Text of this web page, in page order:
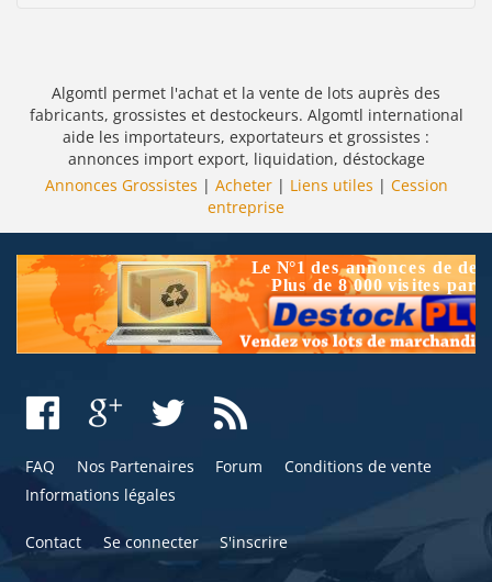
Algomtl permet l'achat et la vente de lots auprès des
fabricants, grossistes et destockeurs. Algomtl international
aide les importateurs, exportateurs et grossistes :
annonces import export, liquidation, déstockage
Annonces Grossistes | Acheter| Liens utiles | Cession
entreprise
FAQ Nos Partenaires Forum
Conditions de vente
Informations légales
Contact Se connecter S'inscrire